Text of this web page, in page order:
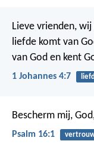
Lieve vrienden,
liefde komt van
van God en kent
1 Johannes 4:7
Bescherm mij,
Psalm 16:1